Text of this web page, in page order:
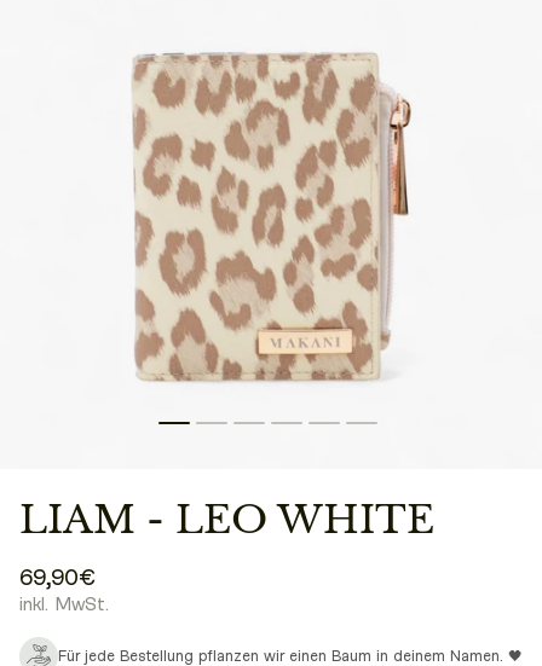
LIAM - LEO WHITE
69,90€
inkl. MwSt.
Für jede Bestellung pflanzen wir einen Baum in deinem Namen. 🖤